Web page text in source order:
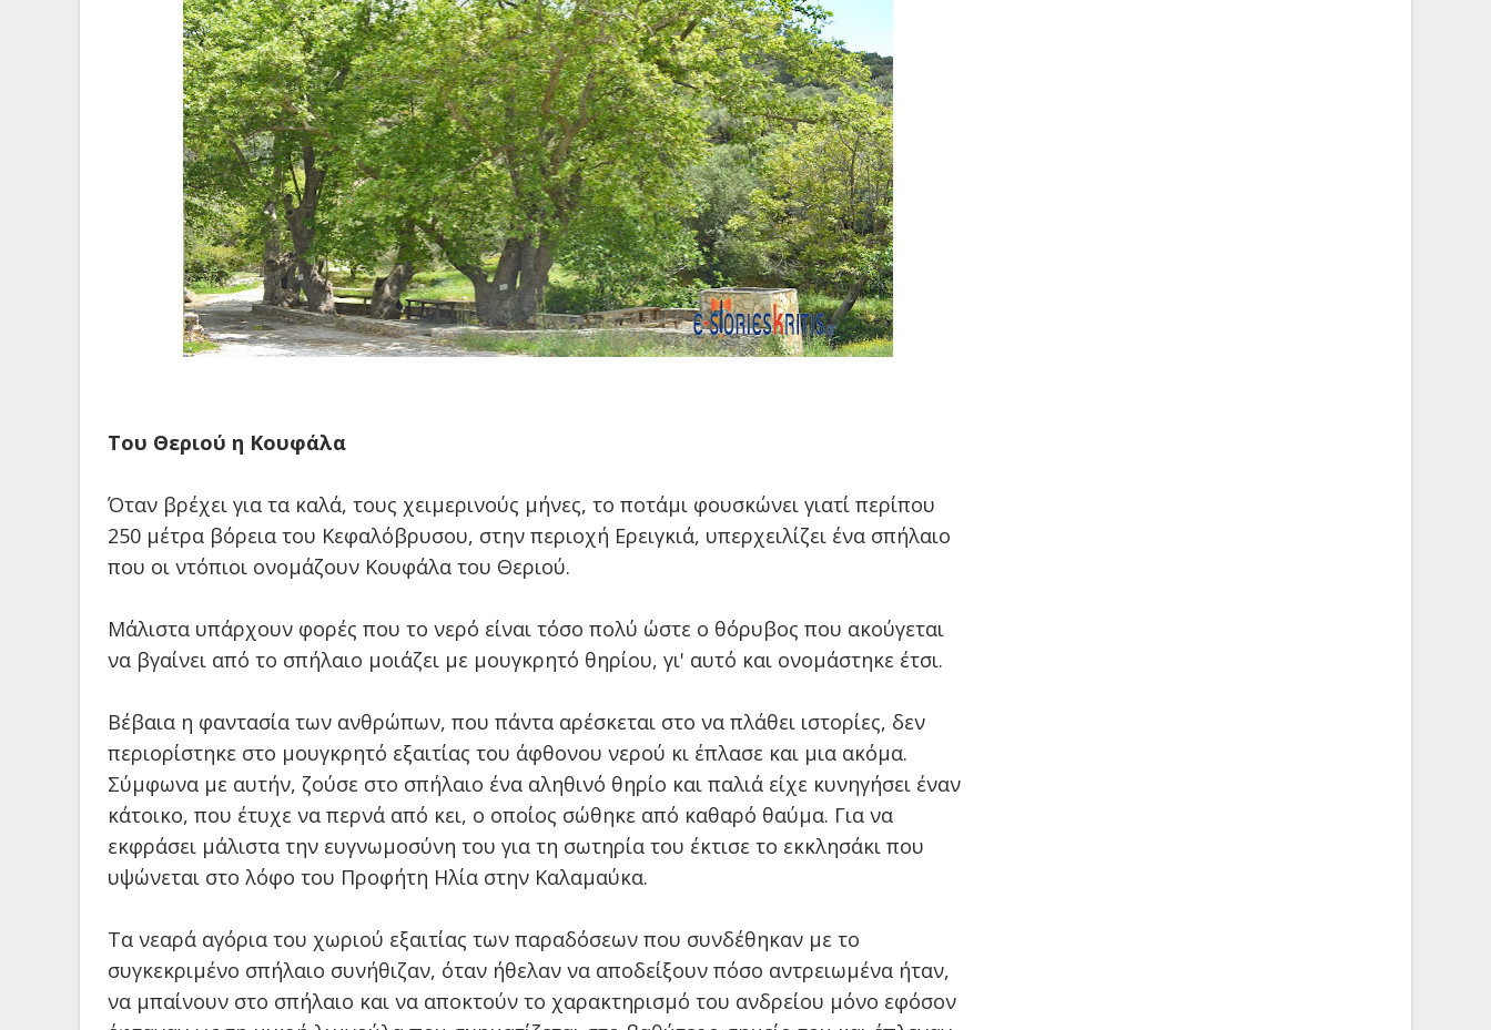
Του Θεριού η Κουφάλα
Όταν βρέχει για τα καλά, τους χειμερινούς μήνες, το ποτάμι φουσκώνει γιατί περίπου
250 μέτρα βόρεια του Κεφαλόβρυσου, στην περιοχή Ερειγκιά, υπερχειλίζει ένα σπήλαιο
που οι ντόπιοι ονομάζουν Κουφάλα του Θεριού.
Μάλιστα υπάρχουν φορές που το νερό είναι τόσο πολύ ώστε ο θόρυβος που ακούγεται
να βγαίνει από το σπήλαιο μοιάζει με μουγκρητό θηρίου, γι' αυτό και ονομάστηκε έτσι.
Βέβαια η φαντασία των ανθρώπων, που πάντα αρέσκεται στο να πλάθει ιστορίες, δεν
περιορίστηκε στο μουγκρητό εξαιτίας του άφθονου νερού κι έπλασε και μια ακόμα.
Σύμφωνα με αυτήν, ζούσε στο σπήλαιο ένα αληθινό θηρίο και παλιά είχε κυνηγήσει έναν
κάτοικο, που έτυχε να περνά από κει, ο οποίος σώθηκε από καθαρό θαύμα. Για να
εκφράσει μάλιστα την ευγνωμοσύνη του για τη σωτηρία του έκτισε το εκκλησάκι που
υψώνεται στο λόφο του Προφήτη Ηλία στην Καλαμαύκα.
Τα νεαρά αγόρια του χωριού εξαιτίας των παραδόσεων που συνδέθηκαν με το
συγκεκριμένο σπήλαιο συνήθιζαν, όταν ήθελαν να αποδείξουν πόσο αντρειωμένα ήταν,
να μπαίνουν στο σπήλαιο και να αποκτούν το χαρακτηρισμό του ανδρείου μόνο εφόσον